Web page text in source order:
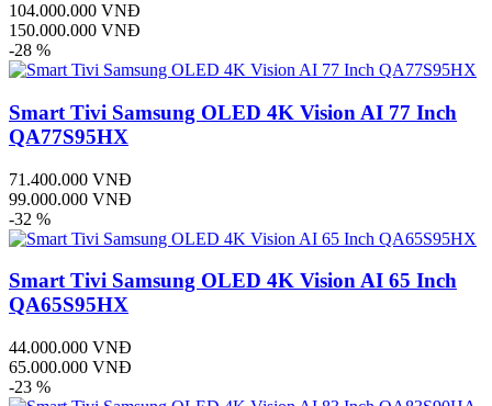
104.000.000 VNĐ
150.000.000 VNĐ
-28 %
Smart Tivi Samsung OLED 4K Vision AI 77 Inch
QA77S95HX
71.400.000 VNĐ
99.000.000 VNĐ
-32 %
Smart Tivi Samsung OLED 4K Vision AI 65 Inch
QA65S95HX
44.000.000 VNĐ
65.000.000 VNĐ
-23 %